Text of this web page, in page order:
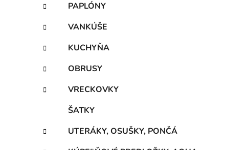
PAPLÓNY
VANKÚŠE
KUCHYŇA
OBRUSY
VRECKOVKY
ŠATKY
UTERÁKY, OSUŠKY, PONČÁ